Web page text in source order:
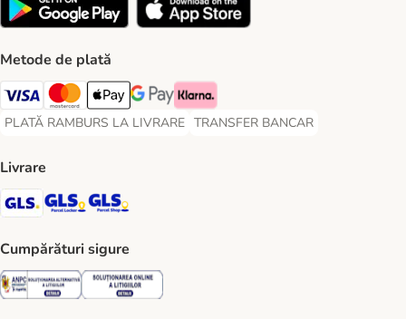
Metode de plată
Visa Payment Method
Master Card Payment Method
Apple Pay Payment Method
Google Pay Payment Method
Klarna Payment Method
PLATĂ RAMBURS LA LIVRARE
PLATĂ RAMBURS LA LIVRARE Payment Method
TRANSFER BANCAR
TRANSFER BANCAR Payment
Livrare
GLS Shipping Method
GLS Locker Shipping Method
Cumpărături sigure
Security Security